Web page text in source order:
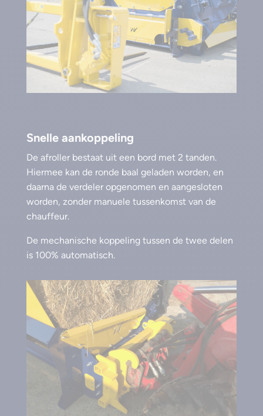
Snelle aankoppeling
De afroller bestaat uit een bord met 2 tanden.
Hiermee kan de ronde baal geladen worden, en
daarna de verdeler opgenomen en aangesloten
worden, zonder manuele tussenkomst van de
chauffeur.
De mechanische koppeling tussen de twee delen
is 100% automatisch.